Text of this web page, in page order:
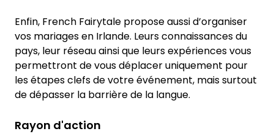
Enfin, French Fairytale propose aussi d’organiser
vos mariages en Irlande. Leurs connaissances du
pays, leur réseau ainsi que leurs expériences vous
permettront de vous déplacer uniquement pour
les étapes clefs de votre événement, mais surtout
de dépasser la barrière de la langue.
Rayon d'action